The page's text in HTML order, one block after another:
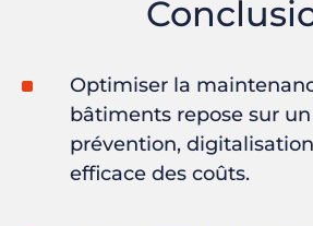
Optimiser la
bâtiments repose sur
prévention,
efficace des coûts.